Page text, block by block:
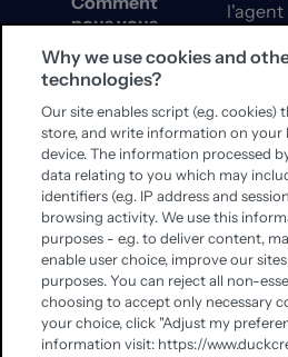
nous vous
Une expertise
d'entreprise.
Une envergure
mondiale.
Rapidité de
mise en valeur
Plateforme
Agentic
Impact et
croissance
l'agent
de
(IA)
Why we use cookies and
technologies?
Our site enables script (e.g. cookies)
store, and write information on your
device. The information processed
data relating to you which may
identifiers (e.g. IP address and
browsing activity. We use this
purposes - e.g. to deliver content,
enable user choice, improve our
purposes. You can reject all non-
choosing to accept only necessary
your choice, click "Adjust my
information visit: https://